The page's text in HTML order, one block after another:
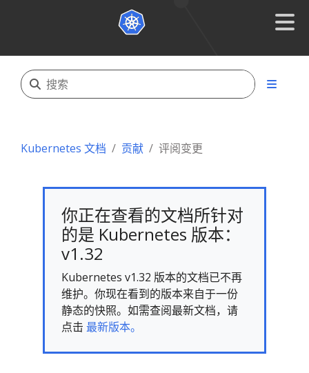
Kubernetes 文档 贡献 评阅变更
你正在查看的文档所针对
的是 Kubernetes 版本：
v1.32
Kubernetes v1.32 版本的文档已不再
维护。你现在看到的版本来自于一份
静态的快照。如需查阅最新文档，请
点击 最新版本。